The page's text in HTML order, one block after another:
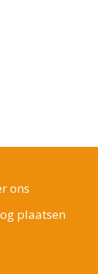
ons
plaatsen